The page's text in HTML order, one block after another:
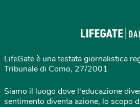
LifeGate è una testata giornalistica
Tribunale di Como, 27/2001
Siamo il luogo dove l'educazione
sentimento diventa azione, lo scopo